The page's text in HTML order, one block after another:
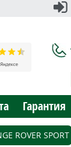
Гарантия
ROVER SPORT